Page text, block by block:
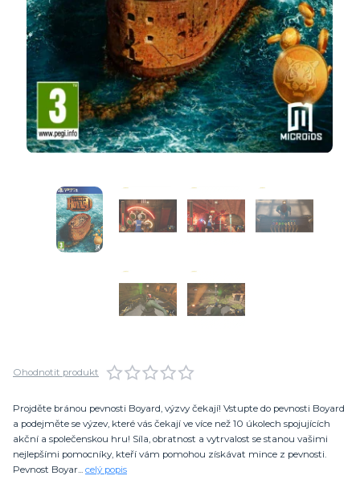
Ohodnotit produkt
Projděte bránou pevnosti Boyard, výzvy čekají! Vstupte do pevnosti Boyard
a podejměte se výzev, které vás čekají ve více než 10 úkolech spojujících
akční a společenskou hru! Síla, obratnost a vytrvalost se stanou vašimi
nejlepšími pomocníky, kteří vám pomohou získávat mince z pevnosti.
Pevnost Boyar... celý popis